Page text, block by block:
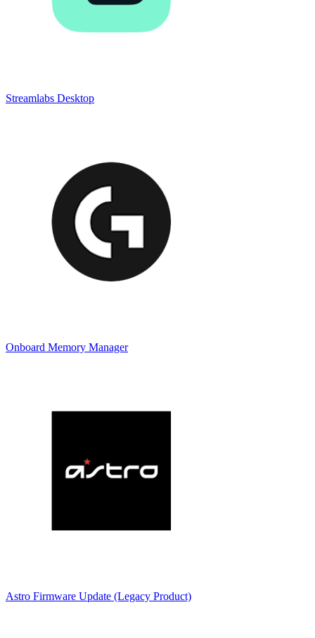
Streamlabs Desktop
Onboard Memory Manager
Astro Firmware Update (Legacy Product)